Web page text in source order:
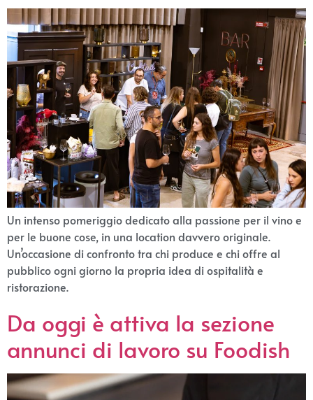
Un intenso pomeriggio dedicato alla passione per il vino e
per le buone cose, in una location davvero originale.
Un’occasione di confronto tra chi produce e chi offre al
pubblico ogni giorno la propria idea di ospitalità e
ristorazione.
Da oggi è attiva la sezione
annunci di lavoro su Foodish